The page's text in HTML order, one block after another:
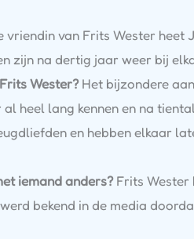
vriendin van Frits Wester heet
zijn na dertig jaar weer bij
Wester?Het bijzondere
heel lang kennen en na
en hebben elkaar
iemand anders?Frits Wester
bekend in de media